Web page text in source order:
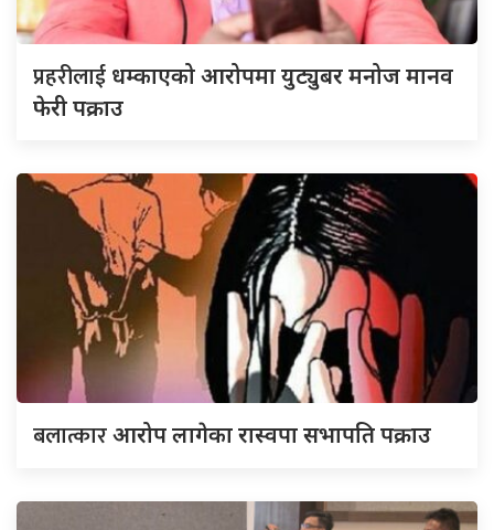
प्रहरीलाई धम्काएको आरोपमा युट्युबर मनोज मानव
फेरी पक्राउ
बलात्कारआरोप लागेका रास्वपा सभापति पक्राउ